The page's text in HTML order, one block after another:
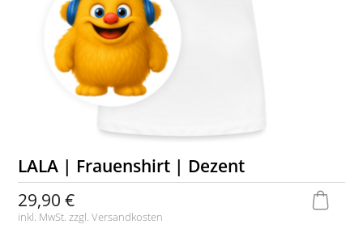
LALA | Frauenshirt | Dezent
29,90 €
inkl. MwSt. zzgl.Versandkosten